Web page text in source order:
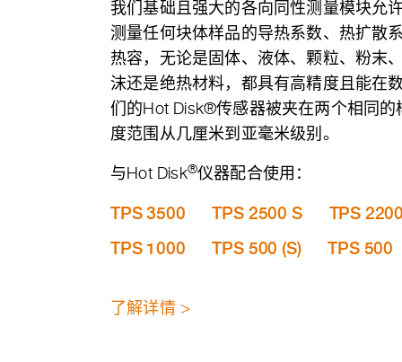
我们基础且强大的各向同性测量模块允
测量任何块体样品的导热系数、热扩散
热容，无论是固体、液体、颗粒、粉末
沫还是绝热材料，都具有高精度且能在
们的Hot Disk®传感器被夹在两个相同的
度范围从几厘米到亚毫米级别。
与Hot Disk®仪器配合使用：
TPS 3500 TPS 2500 S
TPS
TPS 1000
TPS 500 (S) TPS 500
了解详情 >